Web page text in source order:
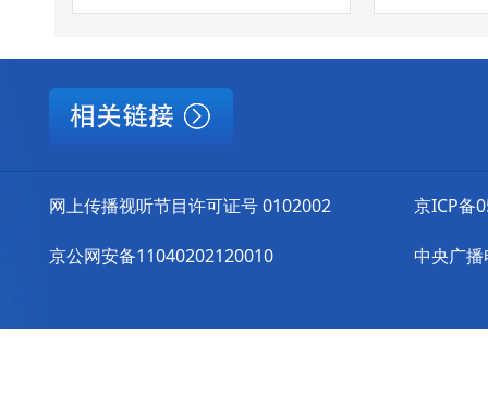
网上传播视听节目许可证号 0102002
京公网安备11040202120010
京ICP备
中央广